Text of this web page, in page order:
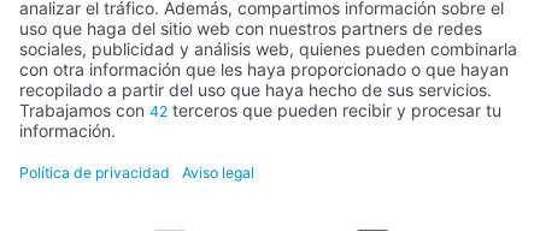
Actividad subvencionada por el Ministerio de Educación, Cultura y
Deporte